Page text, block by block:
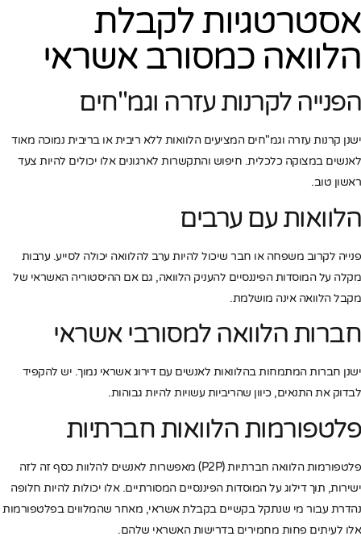
אסטרטגיות לקבלת
הלוואה כמסורב אשראי
הפנייה לקרנות עזרה וגמ"חים
ישנן קרנות עזרה וגמ"חים המציעים הלוואות ללא ריבית או בריבית נמוכה מאוד
לאנשים במצוקה כלכלית. חיפוש והתקשרות לארגונים אלו יכולים להיות צעד
ראשון טוב.
הלוואות עם ערבים
פנייה לקרוב משפחה או חבר שיכול להיות ערב להלוואה יכולה לסייע. ערבות
מקלה על המוסדות הפיננסיים להעניק הלוואה, גם אם ההיסטוריה האשראי של
מקבל הלוואה אינה מושלמת.
חברות הלוואה למסורבי אשראי
ישנן חברות המתמחות בהלוואות לאנשים עם דירוג אשראי נמוך. יש להקפיד
לבדוק את התנאים, כיוון שהריביות עשויות להיות גבוהות.
פלטפורמות הלוואות חברתיות
פלטפורמות הלוואה חברתיות (P2P) מאפשרות לאנשים להלוות כסף זה לזה
ישירות, תוך דילוג על המוסדות הפיננסיים המסורתיים. אלו יכולות להיות חלופה
נהדרת עבור מי שנתקל בקשיים בקבלת אשראי, מאחר שהמלווים בפלטפורמות
אלו לעיתים פחות מחמירים בדרישות האשראי שלהם.